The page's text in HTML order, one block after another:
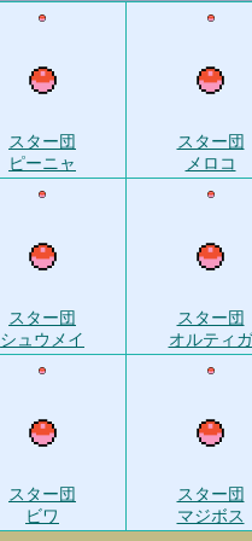
スター団
ピーニャ
スター団
メロコ
スター団
シュウメイ
スター団
オルティガ
スター団
ビワ
スター団
マジボス